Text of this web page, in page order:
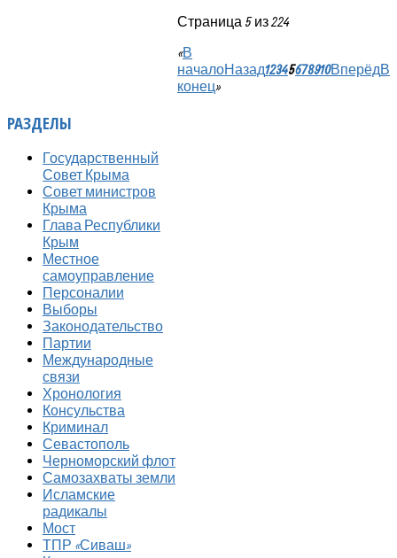
Страница 5 из 224
«В
началоНазад12345678910ВперёдВ
конец»
РАЗДЕЛЫ
Государственный
Совет Крыма
Совет министров
Крыма
Глава Республики
Крым
Местное
самоуправление
Персоналии
Выборы
Законодательство
Партии
Международные
связи
Хронология
Консульства
Криминал
Севастополь
Черноморский флот
Самозахваты земли
Исламские
радикалы
Мост
ТПР «Сиваш»